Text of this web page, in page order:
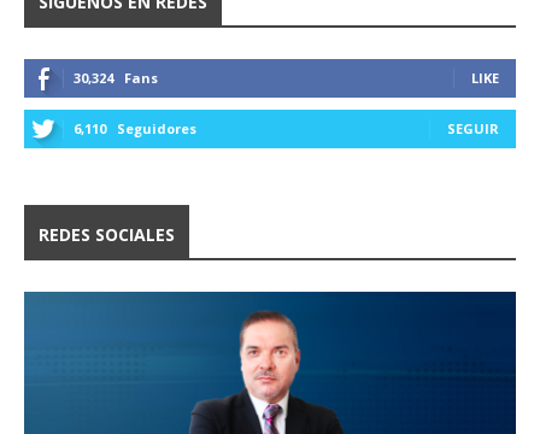
30,324 Fans LIKE
6,110 Seguidores SEGUIR
REDES SOCIALES